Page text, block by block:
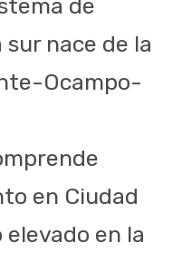
de
nace de la
Ocampo-
en Ciudad
en la